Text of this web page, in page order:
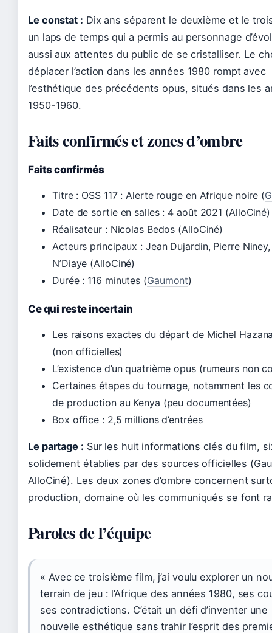
Le constat : Dix ans séparent le deuxième et le
un laps de temps qui a permis au personnage
aussi aux attentes du public de se cristalliser. Le
déplacer l’action dans les années 1980 rompt avec
l’esthétique des précédents opus, situés dans les
1950-1960.
Faits confirmés et zones d’ombre
Faits confirmés
Titre : OSS 117 : Alerte rouge en Afrique noire (
Date de sortie en salles : 4 août 2021 (AlloCiné)
Réalisateur : Nicolas Bedos (AlloCiné)
Acteurs principaux : Jean Dujardin, Pierre
N’Diaye (AlloCiné)
Durée : 116 minutes (Gaumont)
Ce qui reste incertain
Les raisons exactes du départ de Michel
(non officielles)
L’existence d’un quatrième opus (rumeurs non
Certaines étapes du tournage, notamment les
de production au Kenya (peu documentées)
Box office : 2,5 millions d’entrées
Le partage : Sur les huit informations clés du film,
solidement établies par des sources officielles
AlloCiné). Les deux zones d’ombre concernent
production, domaine où les communiqués se font
Paroles de l’équipe
« Avec ce troisième film, j’ai voulu explorer un
terrain de jeu : l’Afrique des années 1980, ses
ses contradictions. C’était un défi d’inventer une
nouvelle esthétique sans trahir l’esprit des